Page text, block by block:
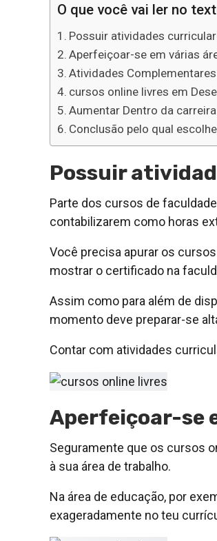
O que você vai ler no
Possuir atividades
Aperfeiçoar-se em várias
Atividades
cursos online livres em
Aumentar Dentro da carreira
Conclusão pelo qual
Possuir
Parte dos cursos de
contabilizarem como horas
Você precisa apurar os
mostrar o certificado na
Assim como para além de
momento deve preparar-se
Contar com atividades
Aperfeiçoar-se
Seguramente que os cursos
à sua área de trabalho.
Na área de educação, por
exageradamente no teu